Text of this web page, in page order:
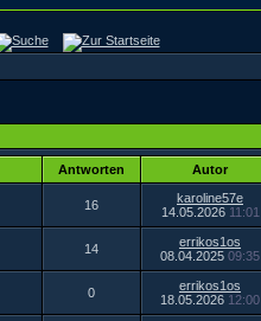
Antworten Autor
16
karoline57e
14.05.2026 11:01
14
errikos1os
08.04.2025 09:35
0
errikos1os
18.05.2026 12:00